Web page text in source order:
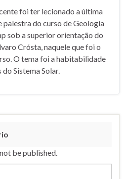
foi ter lecionado a última
palestra do curso de Geologia
sob a superior orientação do
Crósta, naquele que foi o
O tema foi a habitabilidade
do Sistema Solar.
be published.